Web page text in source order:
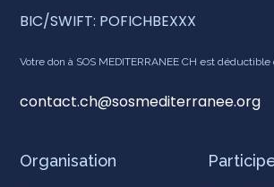
Organisation
BIC/SWIFT: POFICHBEXXX
Votre don à SOS MEDITERRANEE CH est
contact.ch@sosmediterranee.org